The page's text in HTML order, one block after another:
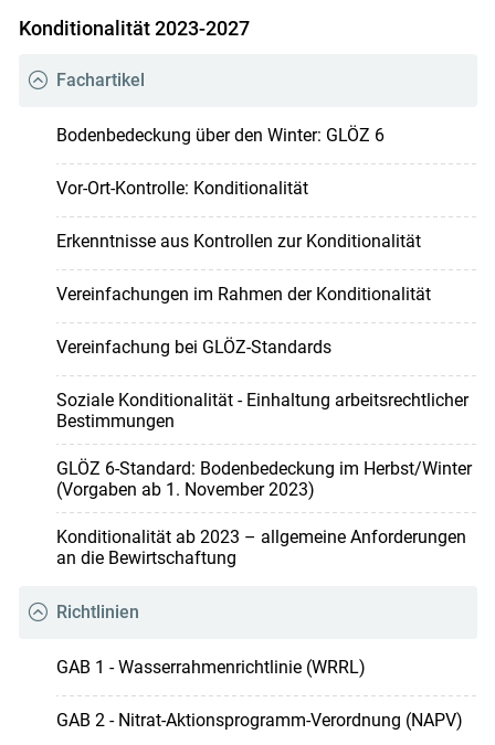
Konditionalität 2023-2027
Fachartikel
Bodenbedeckung über den Winter: GLÖZ 6
Vor-Ort-Kontrolle: Konditionalität
Erkenntnisse aus Kontrollen zur Konditionalität
Vereinfachungen im Rahmen der Konditionalität
Vereinfachung bei GLÖZ-Standards
Soziale Konditionalität - Einhaltung arbeitsrechtlicher
Bestimmungen
GLÖZ 6-Standard: Bodenbedeckung im Herbst/Winter
(Vorgaben ab 1. November 2023)
Konditionalität ab 2023 – allgemeine Anforderungen
an die Bewirtschaftung
Richtlinien
GAB 1 - Wasserrahmenrichtlinie (WRRL)
GAB 2 - Nitrat-Aktionsprogramm-Verordnung (NAPV)